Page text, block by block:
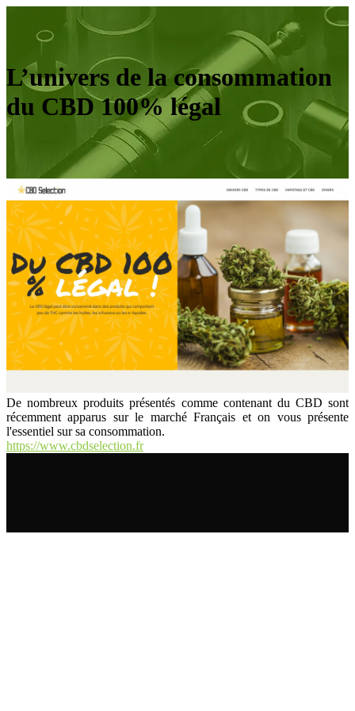
L’univers de la consommation
du CBD 100% légal
De nombreux produits présentés comme contenant du CBD sont
récemment apparus sur le marché Français et on vous présente
l'essentiel sur sa consommation.
https://www.cbdselection.fr